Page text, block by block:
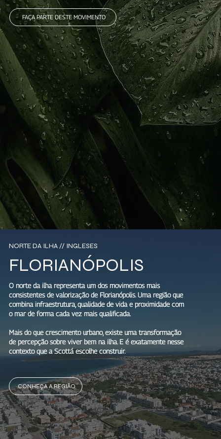
FAÇA PARTE DESTE MOVIMENTO
NORTE DA ILHA // INGLESES
FLORIANÓPOLIS
O norte da ilha representa um dos movimentos mais
consistentes de valorização de Florianópolis. Uma região que
combina infraestrutura, qualidade de vida e proximidade com
o mar de forma cada vez mais qualificada.
Mais do que crescimento urbano, existe uma transformação
de percepção sobre viver bem na ilha. E é exatamente nesse
contexto que a Scottá escolhe construir.
CONHEÇA A REGIÃO